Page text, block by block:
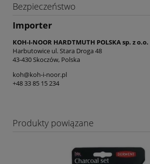
Bezpieczeństwo
Importer
KOH-I-NOOR HARDTMUTH POLSKA sp. z o.o.
Harbutowice ul. Stara Droga 48
43-430 Skoczów, Polska
koh@koh-i-noor.pl
+48 33 85 15 234
Produkty powiązane